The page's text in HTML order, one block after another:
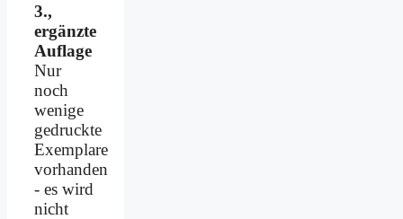
3.,
ergänzte
Auflage
Nur
noch
wenige
gedruckte
Exemplare
vorhanden
- es wird
nicht